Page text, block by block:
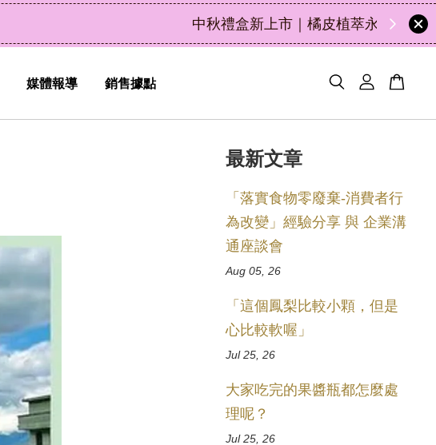
媒體報導 銷售據點
最新文章
「落實食物零廢棄-消費者行
為改變」經驗分享 與 企業溝
通座談會
Aug 05, 26
「這個鳳梨比較小顆，但是
心比較軟喔」
Jul 25, 26
大家吃完的果醬瓶都怎麼處
理呢？
Jul 25, 26